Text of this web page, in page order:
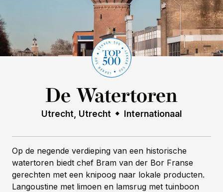
De Watertoren
Utrecht, Utrecht Internationaal
Op de negende verdieping van een historische
watertoren biedt chef Bram van der Bor Franse
gerechten met een knipoog naar lokale producten.
Langoustine met limoen en lamsrug met tuinboon